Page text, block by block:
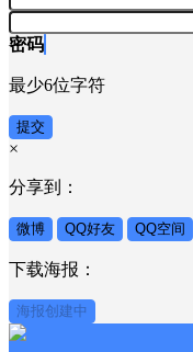
密码
最少6位字符
提交
×
分享到：
微博 QQ好友 QQ空间
下载海报：
海报创建中